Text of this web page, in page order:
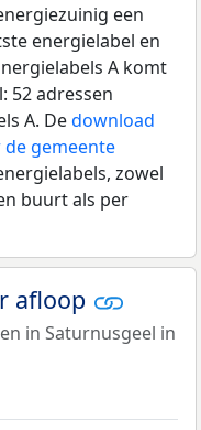
een
energielabel en
A komt
52 adressen
A. Dedownload
gemeente
zowel
buurt als per
afloop
in Saturnusgeel in